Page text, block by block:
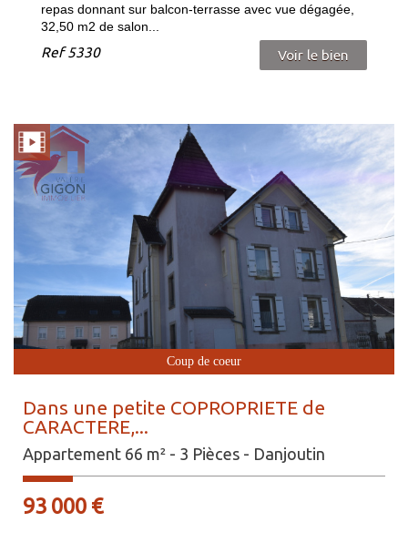
repas donnant sur balcon-terrasse avec vue dégagée,
32,50 m2 de salon...
Ref5330 Voir le bien
Coup de coeur
Dans une petite COPROPRIETE de
CARACTERE,...
Appartement 66 m² - 3 Pièces - Danjoutin
93 000 €